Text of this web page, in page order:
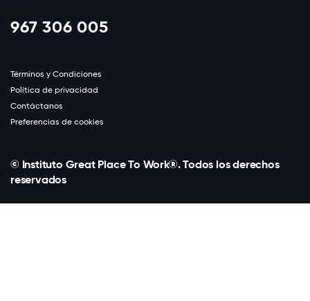
967 306 005
Términos y Condiciones
Política de privacidad
Contáctanos
Preferencias de cookies
© Instituto Great Place To Work®. Todos los derechos
reservados